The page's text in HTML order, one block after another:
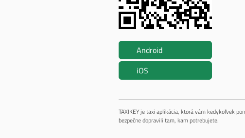
Android
iOS
TAXIKEY je taxi aplikácia, ktorá vám kedykoľvek
bezpečne dopravili tam, kam potrebujete.